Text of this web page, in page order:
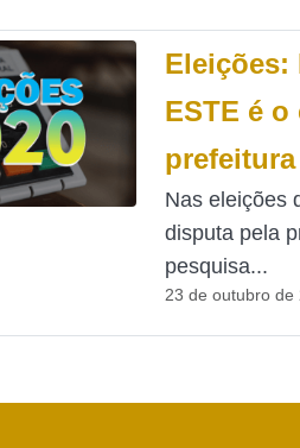
Eleições:
ESTE é
prefeitura
Nas eleições
disputa pela
pesquisa...
23 de outubro de